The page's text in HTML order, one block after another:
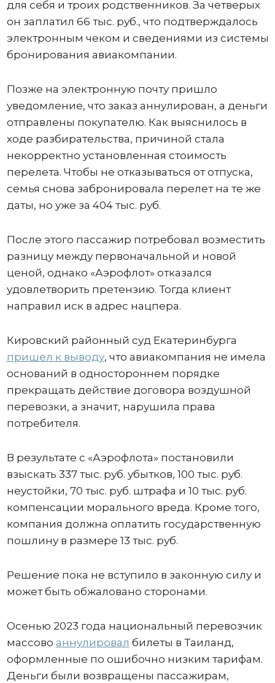
для себя и троих родственников. За четверых
он заплатил 66 тыс. руб., что подтверждалось
электронным чеком и сведениями из системы
бронирования авиакомпании.
Позже на электронную почту пришло
уведомление, что заказ аннулирован, а деньги
отправлены покупателю. Как выяснилось в
ходе разбирательства, причиной стала
некорректно установленная стоимость
перелета. Чтобы не отказываться от отпуска,
семья снова забронировала перелет на те же
даты, но уже за 404 тыс. руб.
После этого пассажир потребовал возместить
разницу между первоначальной и новой
ценой, однако «Аэрофлот» отказался
удовлетворить претензию. Тогда клиент
направил иск в адрес нацпера.
Кировский районный суд Екатеринбурга
пришел к выводу, что авиакомпания не имела
оснований в одностороннем порядке
прекращать действие договора воздушной
перевозки, а значит, нарушила права
потребителя.
В результате с «Аэрофлота» постановили
взыскать 337 тыс. руб. убытков, 100 тыс. руб.
неустойки, 70 тыс. руб. штрафа и 10 тыс. руб.
компенсации морального вреда. Кроме того,
компания должна оплатить государственную
пошлину в размере 13 тыс. руб.
Решение пока не вступило в законную силу и
может быть обжаловано сторонами.
Осенью 2023 года национальный перевозчик
массово аннулировал билеты в Таиланд,
оформленные по ошибочно низким тарифам.
Деньги были возвращены пассажирам,